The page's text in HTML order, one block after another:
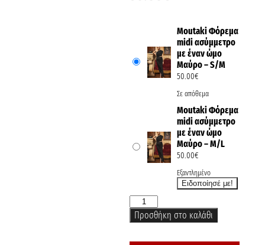
Moutaki Φόρεμα
midi ασύμμετρο
με έναν ώμο
Μαύρο – S/M
50.00€
Σε απόθεμα
Moutaki Φόρεμα
midi ασύμμετρο
με έναν ώμο
Μαύρο – M/L
50.00€
Εξαντλημένο
Προσθήκη στο καλάθι